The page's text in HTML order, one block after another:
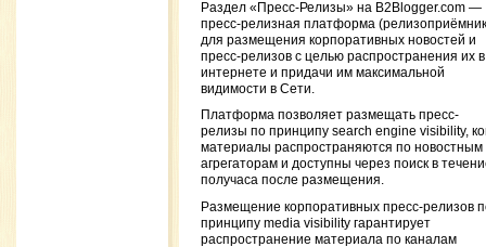
Раздел «Пресс-Релизы» на B2Blogger.com —
пресс-релизная платформа
для размещения корпоративных новостей и
пресс-релизов с целью распространения их в
интернете и придачи им максимальной
видимости в Сети.
Платформа позволяет размещать пресс-
релизы по принципу search engine visibility,
материалы распространяются по новостным
агрегаторам и доступны через поиск в
получаса после размещения.
Размещение корпоративных пресс-релизов
принципу media visibility гарантирует
распространение материала по каналам